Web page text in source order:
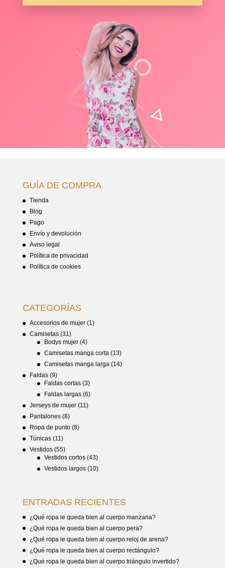
GUÍA DE COMPRA
Tienda
Blog
Pago
Envío y devolución
Aviso legal
Política de privacidad
Política de cookies
CATEGORÍAS
Accesorios de mujer (1)
Camisetas (31)
Bodys mujer (4)
Camisetas manga corta (13)
Camisetas manga larga (14)
Faldas (9)
Faldas cortas (3)
Faldas largas (6)
Jerseys de mujer (11)
Pantalones (8)
Ropa de punto (8)
Túnicas (11)
Vestidos (55)
Vestidos cortos (43)
Vestidos largos (10)
ENTRADAS RECIENTES
¿Qué ropa le queda bien al cuerpo manzana?
¿Qué ropa le queda bien al cuerpo pera?
¿Qué ropa le queda bien al cuerpo reloj de arena?
¿Qué ropa le queda bien al cuerpo rectángulo?
¿Qué ropa le queda bien al cuerpo triángulo invertido?